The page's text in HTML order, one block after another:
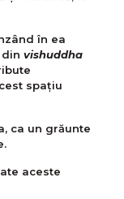
în ea
vishuddha
spațiu
ca un grăunte
aceste